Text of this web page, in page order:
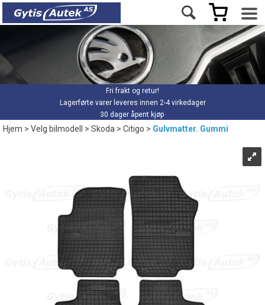
Fri frakt og retur!
Lagerførte varer leveres innen 2-4 virkedager
30 dager åpent kjøp
Hjem>Velg bilmodell >Skoda>Citigo>Gulvmatter. Gummi